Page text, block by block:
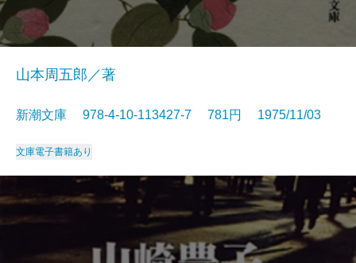
山本周五郎／著
新潮文庫 978-4-10-113427-7 781円 1975/11/03
文庫電子書籍あり